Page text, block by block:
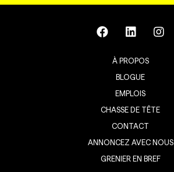
À PROPOS
BLOGUE
EMPLOIS
CHASSE DE TÊTE
CONTACT
ANNONCEZ AVEC NOUS
GRENIER EN BREF